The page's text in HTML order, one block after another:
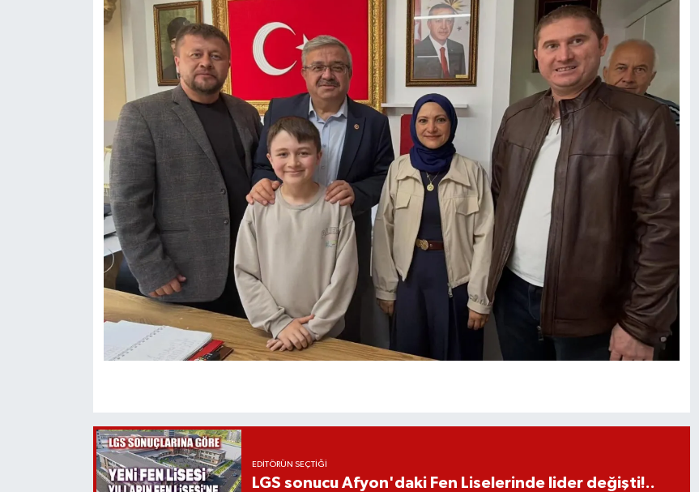
EDITÖRÜN SEÇTIĞI
LGS sonucu Afyon'daki Fen Liselerinde lider değişti!..